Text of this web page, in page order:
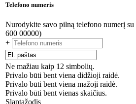
Telefono numeris
Nurodykite savo pilną telefono numerį
600 00000)
+
Ne mažiau kaip 12 simbolių.
Privalo būti bent viena didžioji raidė.
Privalo būti bent viena mažoji raidė.
Privalo būti bent vienas skaičius.
Slaptažodis